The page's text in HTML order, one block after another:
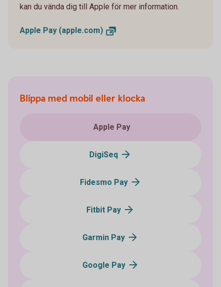
kan du vända dig till Apple för mer information.
Apple Pay (apple.com)
Blippa med mobil eller klocka
Apple Pay
DigiSeq
Fidesmo Pay
Fitbit Pay
Garmin Pay
Google Pay